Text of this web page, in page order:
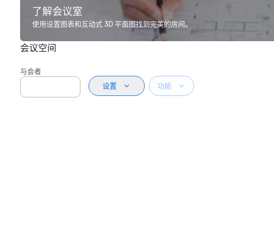
了解会议室
使用设置图表和互动式 3D 平面图找到完美的房间。
会议空间
与会者
设置
功能